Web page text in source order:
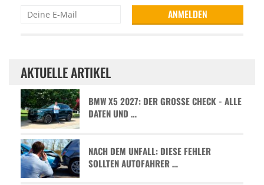
AKTUELLE ARTIKEL
BMW X5 2027: DER GROSSE CHECK - ALLE D
ATEN UND …
NACH DEM UNFALL: DIESE FEHLER
SOLLTEN AUTOFAHRER …